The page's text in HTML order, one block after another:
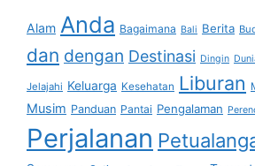
Alam Anda Bagaimana Bali Berita
dan dengan Destinasi Dingin
Jelajahi Keluarga Kesehatan Liburan
Musim Panduan Pantai Pengalaman
Perjalanan